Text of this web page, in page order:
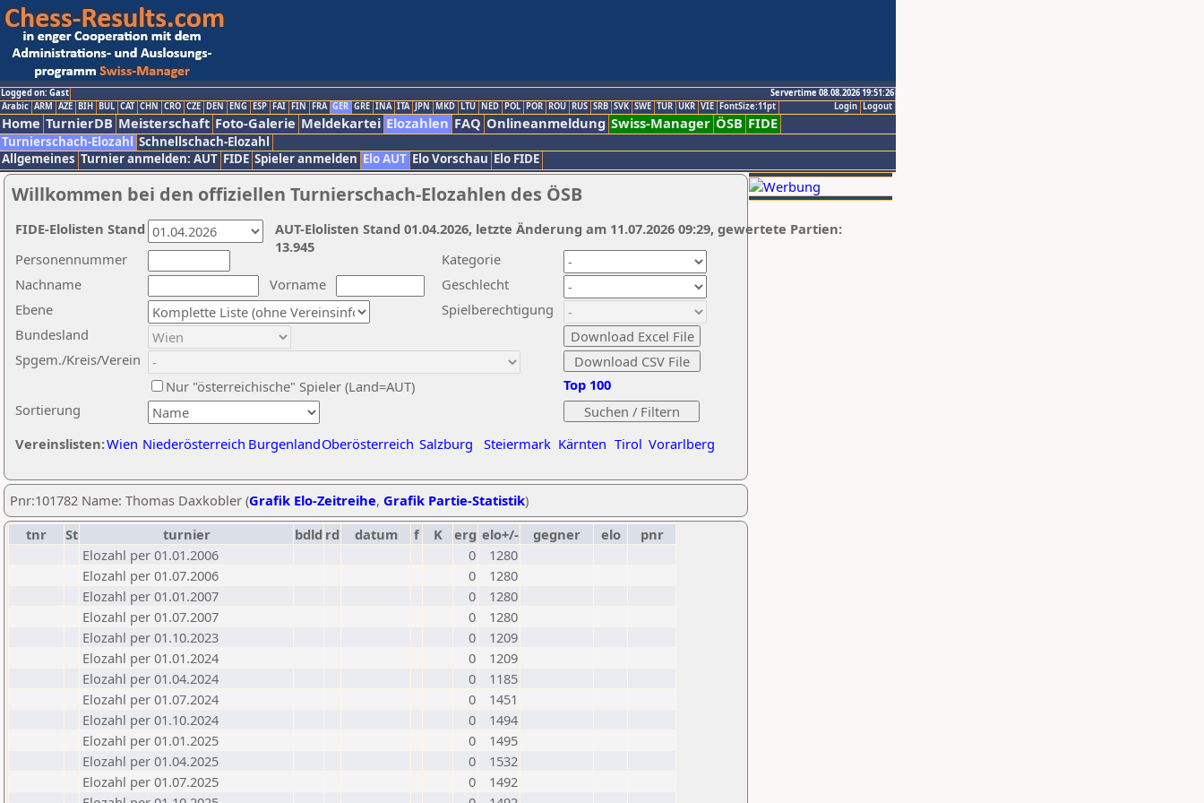
Logged on: Gast
Servertime 08.08.2026 19:51:26
Logout
Login
Arabic ARM AZE BIH BUL CAT CHN CRO CZE DEN ENG ESP FAI FIN FRA GER GRE INA ITA JPN MKD LTU NED POL POR ROU RUS SRB SVK SWE TUR UKR VIE FontSize:11pt
Home TurnierDB Meisterschaft Foto-Galerie Meldekartei Elozahlen FAQ Onlineanmeldung Swiss-Manager ÖSB FIDE
Turnierschach-Elozahl Schnellschach-Elozahl
Allgemeines Turnier anmelden: AUT FIDE Spieler anmelden Elo AUT Elo Vorschau Elo FIDE
Willkommen bei den offiziellen Turnierschach-Elozahlen des ÖSB
Nachname
Vorname
Ebene
Kategorie
Sortierung
Personennummer
Bundesland
Spgem./Kreis/Verein
Geschlecht
Nur "österreichische" Spieler (Land=AUT)
Spielberechtigung
Vereinslisten:Wien Niederösterreich BurgenlandOberösterreich Salzburg Steiermark Kärnten Tirol Vorarlberg
Top 100
AUT-Elolisten Stand 01.04.2026, letzte Änderung am 11.07.2026 09:29, gewertete Partien:
13.945
FIDE-Elolisten Stand
Pnr:101782 Name: Thomas Daxkobler (Grafik Elo-Zeitreihe, Grafik Partie-Statistik)
tnr
St turnier bdld rd datum f K erg elo+/- gegner elo
pnr
Elozahl per 01.01.2006
0
1280
Elozahl per 01.07.2006
0
1280
Elozahl per 01.01.2007
0
1280
Elozahl per 01.07.2007
0
1280
Elozahl per 01.10.2023
0
1209
Elozahl per 01.01.2024
0
1209
Elozahl per 01.04.2024
0
1185
Elozahl per 01.07.2024
0
1451
Elozahl per 01.10.2024
0
1494
Elozahl per 01.01.2025
0
1495
Elozahl per 01.04.2025
0
1532
Elozahl per 01.07.2025
0
1492